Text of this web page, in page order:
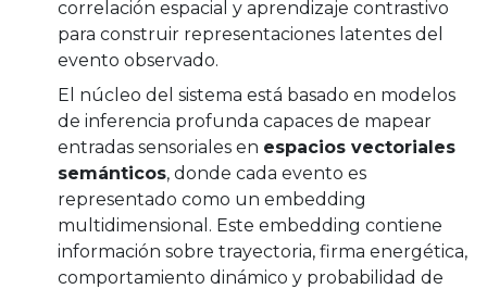
correlación espacial y aprendizaje contrastivo
para construir representaciones latentes del
evento observado.
El núcleo del sistema está basado en modelos
de inferencia profunda capaces de mapear
entradas sensoriales en espacios vectoriales
semánticos, donde cada evento es
representado como un embedding
multidimensional. Este embedding contiene
información sobre trayectoria, firma energética,
comportamiento dinámico y probabilidad de